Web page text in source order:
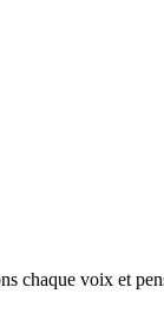
chaque voix et